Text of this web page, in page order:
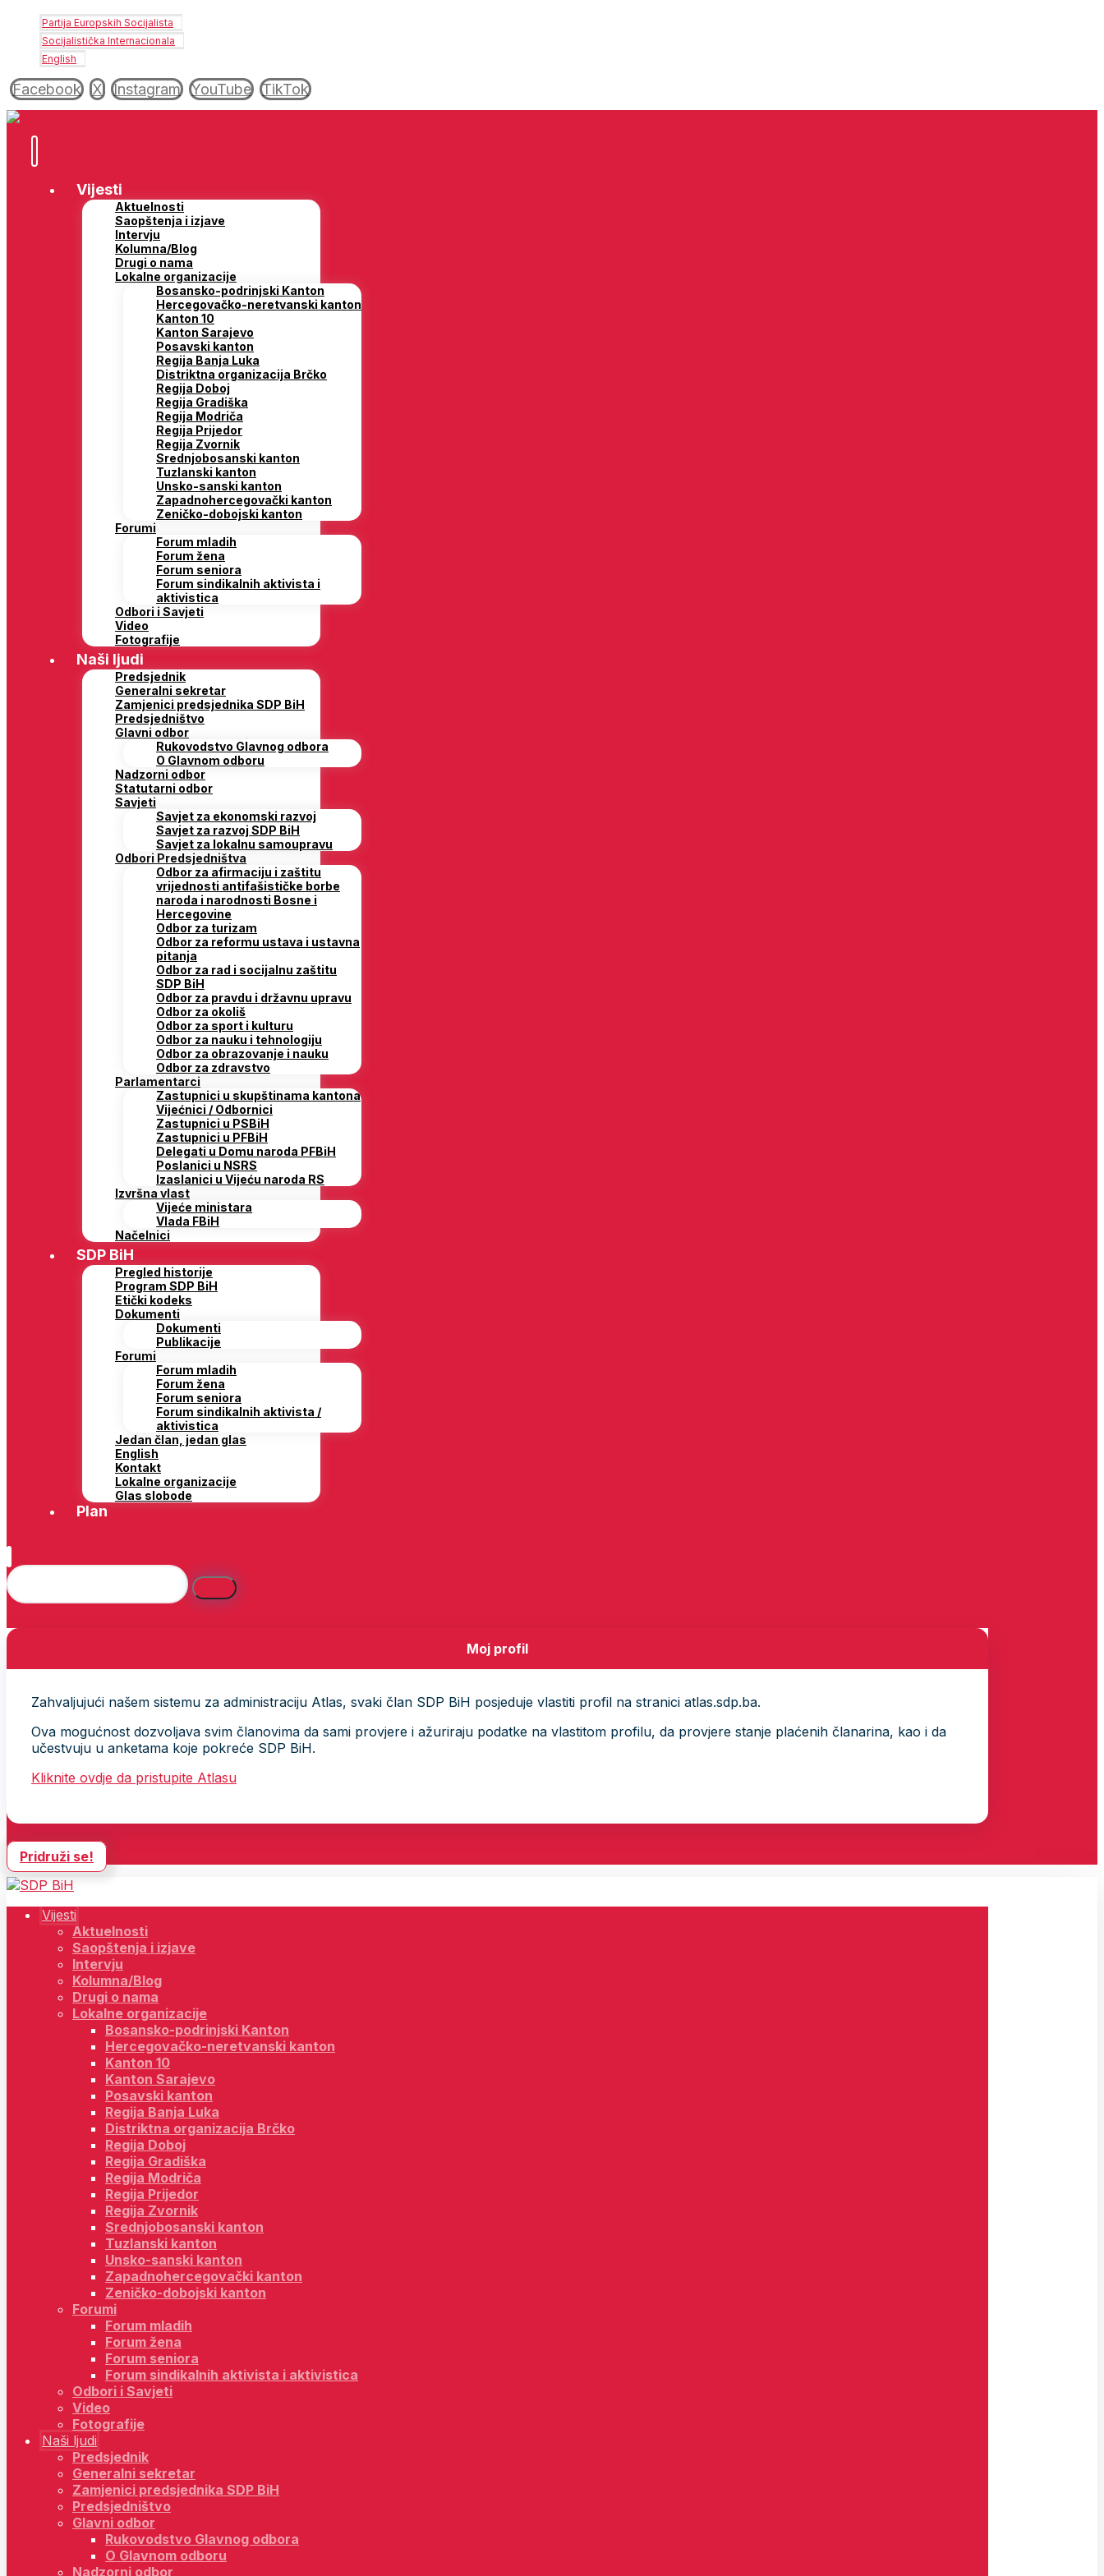
Partija Europskih Socijalista
Socijalistička Internacionala
English
Facebook X Instagram YouTube TikTok
Vijesti
Aktuelnosti
Saopštenja i izjave
Intervju
Kolumna/Blog
Drugi o nama
Lokalne organizacije
Bosansko-podrinjski Kanton
Hercegovačko-neretvanski kanton
Kanton 10
Kanton Sarajevo
Posavski kanton
Regija Banja Luka
Distriktna organizacija Brčko
Regija Doboj
Regija Gradiška
Regija Modriča
Regija Prijedor
Regija Zvornik
Srednjobosanski kanton
Tuzlanski kanton
Unsko-sanski kanton
Zapadnohercegovački kanton
Zeničko-dobojski kanton
Forumi
Forum mladih
Forum žena
Forum seniora
Forum sindikalnih aktivista i
aktivistica
Odbori i Savjeti
Video
Fotografije
Naši ljudi
Predsjednik
Generalni sekretar
Zamjenici predsjednika SDP BiH
Predsjedništvo
Glavni odbor
Rukovodstvo Glavnog odbora
O Glavnom odboru
Nadzorni odbor
Statutarni odbor
Savjeti
Savjet za ekonomski razvoj
Savjet za razvoj SDP BiH
Savjet za lokalnu samoupravu
Odbori Predsjedništva
Odbor za afirmaciju i zaštitu
vrijednosti antifašističke borbe
naroda i narodnosti Bosne i
Hercegovine
Odbor za turizam
Odbor za reformu ustava i ustavna
pitanja
Odbor za rad i socijalnu zaštitu
SDP BiH
Odbor za pravdu i državnu upravu
Odbor za okoliš
Odbor za sport i kulturu
Odbor za nauku i tehnologiju
Odbor za obrazovanje i nauku
Odbor za zdravstvo
Parlamentarci
Zastupnici u skupštinama kantona
Vijećnici / Odbornici
Zastupnici u PSBiH
Zastupnici u PFBiH
Delegati u Domu naroda PFBiH
Poslanici u NSRS
Izaslanici u Vijeću naroda RS
Izvršna vlast
Vijeće ministara
Vlada FBiH
Načelnici
SDP BiH
Pregled historije
Program SDP BiH
Etički kodeks
Dokumenti
Dokumenti
Publikacije
Forumi
Forum mladih
Forum žena
Forum seniora
Forum sindikalnih aktivista /
aktivistica
Jedan član, jedan glas
English
Kontakt
Lokalne organizacije
Glas slobode
Plan
Moj profil
Zahvaljujući našem sistemu za administraciju Atlas, svaki član SDP BiH posjeduje vlastiti profil na stranici atlas.sdp.ba.
Ova mogućnost dozvoljava svim članovima da sami provjere i ažuriraju podatke na vlastitom profilu, da provjere stanje plaćenih članarina, kao i da
učestvuju u anketama koje pokreće SDP BiH.
Kliknite ovdje da pristupite Atlasu
Pridruži se!
Vijesti
Aktuelnosti
Saopštenja i izjave
Intervju
Kolumna/Blog
Drugi o nama
Lokalne organizacije
Bosansko-podrinjski Kanton
Hercegovačko-neretvanski kanton
Kanton 10
Kanton Sarajevo
Posavski kanton
Regija Banja Luka
Distriktna organizacija Brčko
Regija Doboj
Regija Gradiška
Regija Modriča
Regija Prijedor
Regija Zvornik
Srednjobosanski kanton
Tuzlanski kanton
Unsko-sanski kanton
Zapadnohercegovački kanton
Zeničko-dobojski kanton
Forumi
Forum mladih
Forum žena
Forum seniora
Forum sindikalnih aktivista i aktivistica
Odbori i Savjeti
Video
Fotografije
Naši ljudi
Predsjednik
Generalni sekretar
Zamjenici predsjednika SDP BiH
Predsjedništvo
Glavni odbor
Rukovodstvo Glavnog odbora
O Glavnom odboru
Nadzorni odbor